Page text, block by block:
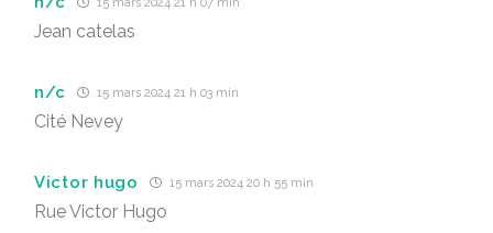
Jean catelas
n/c 15 mars 2024 21 h 03 min
Cité Nevey
Victor hugo 15 mars 2024 20 h 55 min
Rue Victor Hugo